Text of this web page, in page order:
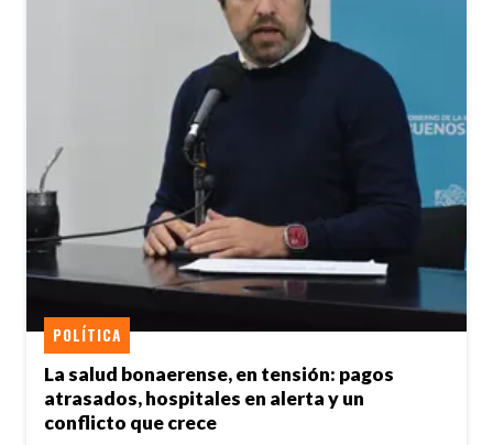
La salud bonaerense, en tensión: pagos
atrasados, hospitales en alerta y un
conflicto que crece
POLÍTICA